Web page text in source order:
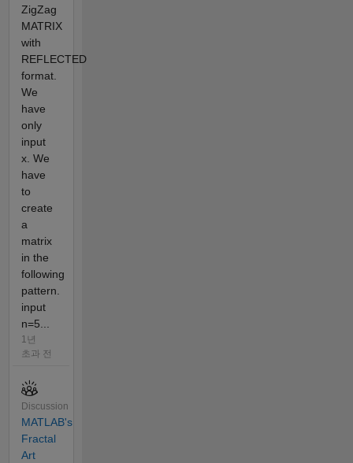
ZigZag
MATRIX
with
REFLECTED
format.
We
have
only
input
x. We
have
to
create
a
matrix
in the
following
pattern.
input
n=5...
1년
초과 전
Discussion
MATLAB's
Fractal
Art